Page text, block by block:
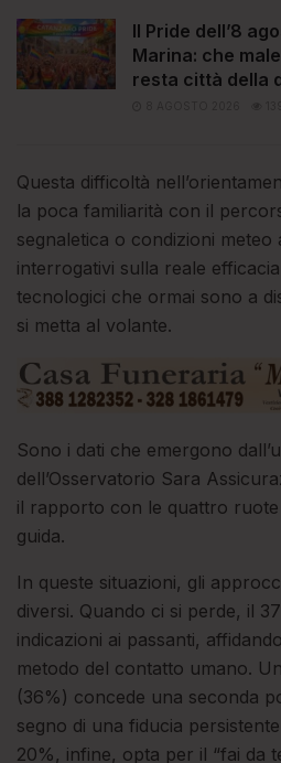
Il Pride dell’8
Marina: che
resta città della
Questa difficoltà
la poca familiarità con il
segnaletica o condizioni meteo
interrogativi sulla reale
tecnologici che ormai sono a
si metta al volante.
Sono i dati che emergono
dell’Osservatorio Sara
il rapporto con le quattro
guida.
In queste situazioni, gli
diversi. Quando ci si perde, il
indicazioni ai passanti,
metodo del contatto umano.
(36%) concede una seconda
segno di una fiducia
20%, infine, opta per il “fai da